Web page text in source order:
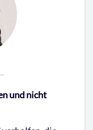
und nicht